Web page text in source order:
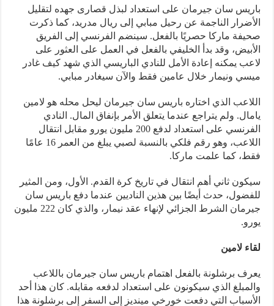
باريس سان جيرمان على استعداد لبذل قصارى جهده لتقليل
الأضرار الناجمة عن رحيل مبابي إلى ريال مدريد، كما ذكرت
صحيفة ماركا حصريًا بالفعل. سينضم الفرنسي إلى الفريق
الأبيض، وقد بدأ الخليفي بالفعل في العمل على العثور على
لاعب يمكنه إعادة الأمل للنادي الباريسي الذي شهد كيف غادر
ميسي ونيمار خلال عامين فقط والآن سيغادر مبابي.
اللاعب الذي اختاره باريس سان جيرمان ليحل محله هو لامين
يامال. ولم يتراجع عندما يتعلق الأمر بإنفاق المال. النادي
الفرنسي على استعداد لدفع 200 مليون يورو مقابل انتقال
اللاعب، وهو رقم فلكي بالنسبة لصبي يبلغ من العمر 16 عامًا
فقط، كما علمت ماركا.
سيكون ثاني أهم انتقال في تاريخ كرة القدم. الأول، ومن المثير
للفضول، حدث أيضًا بين هذين الناديين عندما دفع باريس سان
جيرمان الشرط الجزائي لإنهاء عقد نيمار، والذي كان 222 مليون
يورو.
لقاء لامين
يعرف برشلونة بالفعل اهتمام باريس سان جيرمان باللاعب
والمبلغ الذي سيكونون على استعداد لدفعه مقابله. كان هذا أحد
الأسباب التي دفعت خورخي مينديز إلى السفر إلى برشلونة هذا